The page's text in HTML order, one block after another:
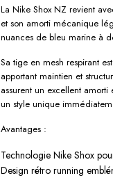
La Nike Shox NZ revient
et son amorti mécanique
nuances de bleu marine à
Sa tige en mesh respirant
apportant maintien et
assurent un excellent
un style unique
Avantages :
Technologie Nike Shox
Design rétro running